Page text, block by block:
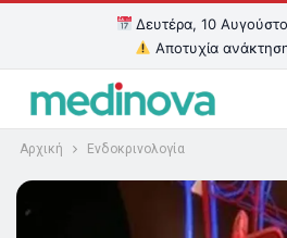
Δευτέρα, 10
Αποτυχία
Αρχική Ενδοκρινολογία